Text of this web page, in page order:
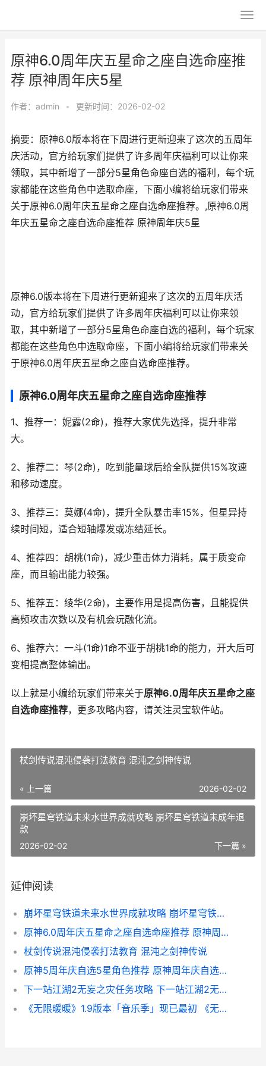
原神6.0周年庆五星命之座自选命座推
荐 原神周年庆5星
作者： admin • 更新时间：2026-02-02
摘要：原神6.0版本将在下周进行更新迎来了这次的五周年
庆活动，官方给玩家们提供了许多周年庆福利可以让你来
领取，其中新增了一部分5星角色命座自选的福利，每个玩
家都能在这些角色中选取命座，下面小编将给玩家们带来
关于原神6.0周年庆五星命之座自选命座推荐。,原神6.0周
年庆五星命之座自选命座推荐 原神周年庆5星
原神6.0版本将在下周进行更新迎来了这次的五周年庆活
动，官方给玩家们提供了许多周年庆福利可以让你来领
取，其中新增了一部分5星角色命座自选的福利，每个玩家
都能在这些角色中选取命座，下面小编将给玩家们带来关
于原神6.0周年庆五星命之座自选命座推荐。
原神6.0周年庆五星命之座自选命座推荐
1、推荐一：妮露(2命)，推荐大家优先选择，提升非常
大。
2、推荐二：琴(2命)，吃到能量球后给全队提供15%攻速
和移动速度。
3、推荐三：莫娜(4命)，提升全队暴击率15%，但星异持
续时间短，适合短轴爆发或冻结延长。
4、推荐四：胡桃(1命)，减少重击体力消耗，属于质变命
座，而且输出能力较强。
5、推荐五：绫华(2命)，主要作用是提高伤害，且能提供
高频攻击次数以及有机会玩融化流。
6、推荐六：一斗(1命)1命不亚于胡桃1命的能力，开大后可
变相提高整体输出。
以上就是小编给玩家们带来关于原神6.0周年庆五星命之座
自选命座推荐，更多攻略内容，请关注灵宝软件站。
杖剑传说混沌侵袭打法教育 混沌之剑神传说
« 上一篇 2026-02-02
崩坏星穹铁道未来水世界成就攻略 崩坏星穹铁道未成年退
款
下一篇 »
2026-02-02
延伸阅读
崩坏星穹铁道未来水世界成就攻略 崩坏星穹铁道未成年退款
原神6.0周年庆五星命之座自选命座推荐 原神周年庆5星
杖剑传说混沌侵袭打法教育 混沌之剑神传说
原神5周年庆自选5星角色推荐 原神周年庆自选五星是真的吗
下一站江湖2无妄之灾任务攻略 下一站江湖2无限京谕珠
《无限暖暖》1.9版本「音乐季」现已最初 《无限暖暖》官方网站